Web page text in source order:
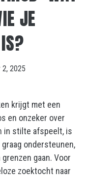
JE
2, 2025
krijgt met een
en onzeker over
in stilte afspeelt, is
ondersteunen,
gaan. Voor
zoektocht naar